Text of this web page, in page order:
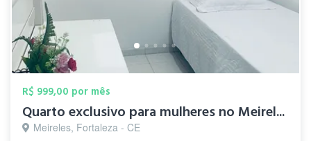
R$ 999,00 por mês
Quarto exclusivo para mulheres no Meirel...
Meireles, Fortaleza - CE